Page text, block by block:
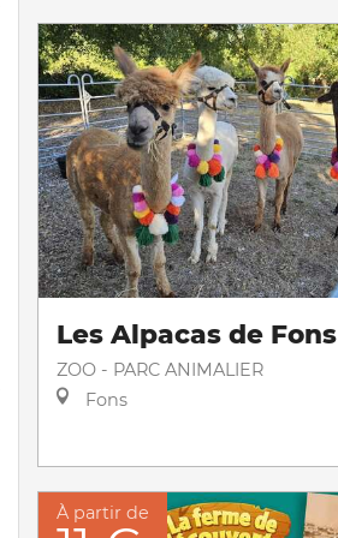
Les Alpacas de Fons
ZOO - PARC ANIMALIER
Fons
À partir de